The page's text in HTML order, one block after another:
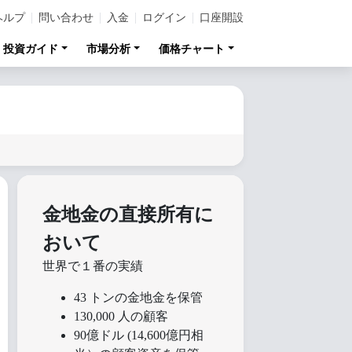
ルプ 問い合わせ 入金 ログイン 口座開設
投資ガイド 市場分析 価格チャート
金地金の直接所有に
おいて
世界で１番の実績
43 トンの金地金を保管
130,000 人の顧客
90億ドル (14,600億円相